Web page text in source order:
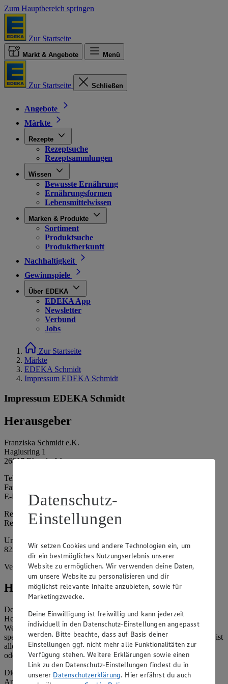
Zum Hauptbereich springen
Zur Startseite
Markt & Angebote Menü
Zur Startseite Schließen
Angebote
Märkte
Rezepte
Rezeptsuche
Rezeptsammlungen
Wissen
Bewusste Ernährung
Ernährungsformen
Lebensmittelwissen
Marken & Produkte
Sortiment
Produktsuche
Produktherkunft
Nachhaltigkeit
Gewinnspiele
Über EDEKA
EDEKA App
Newsletter
Verbund
Jobs
Zur Startseite
Märkte
EDEKA Schmidt
Impressum EDEKA Schmidt
Impressum EDEKA Schmidt
Herausgeber
Franziska Schmidt e.K.
Hagiusring 1
26817 Rhauderfehn
Telefon: 04952 93810
Fax: 04952 938133
E-Mail: franziska.schmidt@minden.edeka.de
Registergericht: Amtsgericht Aurich
Registernummer: HRA 201661
Umsatzsteuer-Identifikationsnummer gem. § 27a UStG: DE 289
8220 388
Vertretungsberechtigte: Franziska Schmidt
Hinweise
Der Inhalt dieser Website ist urheberrechtlich geschützt. Der
Herausgeber gewährt Ihnen jedoch das Recht, den auf dieser
Website bereitgestellten Text ganz oder ausschnittsweise zu
speichern und zu vervielfältigen. Aus Gründen des Urheberrechts ist
allerdings die Speicherung und Vervielfältigung von Bildmaterial
oder Grafiken aus dieser Website nicht gestattet.
Die verantwortliche Stelle ist nicht für die Inhalte der versendeten
Angebotsinformationen verantwortlich. Firma und Anschriften
Datenschutz-
Einstellungen
Wir setzen Cookies und andere Technologien ein, um
dir ein bestmögliches Nutzungserlebnis unserer
Website zu ermöglichen. Wir verwenden deine Daten,
um unsere Website zu personalisieren und dir
möglichst relevante Inhalte anzubieten, sowie für
Marketingzwecke.
Deine Einwilligung ist freiwillig und kann jederzeit
individuell in den Datenschutz-Einstellungen angepasst
werden. Bitte beachte, dass auf Basis deiner
Einstellungen ggf. nicht mehr alle Funktionalitäten zur
Verfügung stehen. Weitere Erklärungen sowie einen
Link zu den Datenschutz-Einstellungen findest du in
unserer Datenschutzerklärung. Hier erfährst du auch